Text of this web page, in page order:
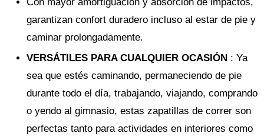
garantizan confort duradero incluso al estar de pie y
caminar prolongadamente.
VERSÁTILES PARA CUALQUIER OCASIÓN : Ya
sea que estés caminando, permaneciendo de pie
durante todo el día, trabajando, viajando, comprando
o yendo al gimnasio, estas zapatillas de correr son
perfectas tanto para actividades en interiores como